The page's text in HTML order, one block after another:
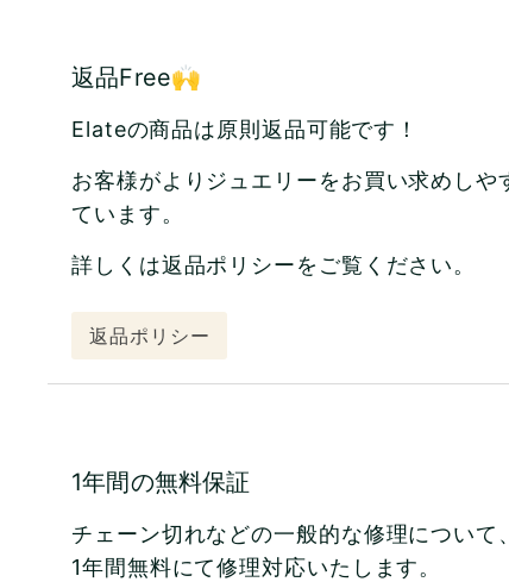
返品Free🙌
Elateの商品は原則返品可能です！
お客様がよりジュエリーをお買い求めしや
ています。
詳しくは返品ポリシーをご覧ください。
返品ポリシー
1年間の無料保証
チェーン切れなどの一般的な修理について、
1年間無料にて修理対応いたします。